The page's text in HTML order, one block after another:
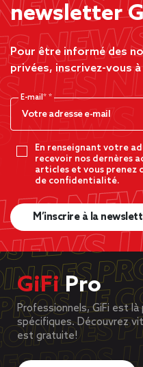
newsletter
Pour être informé des
privées, inscrivez-vous
E-mail*
En renseignant votre
recevoir nos dernères
articles et vous prenez
de confidentialité.
M’inscrire à la
GiFiPro
Professionnels, GiFi est
spécifiques. Découvrez
est gratuite!